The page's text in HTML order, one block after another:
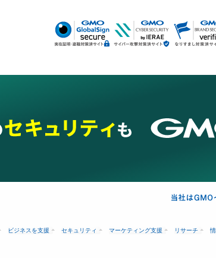
ビジネスを支援 セキュリティ マーケティング支援 リサーチ